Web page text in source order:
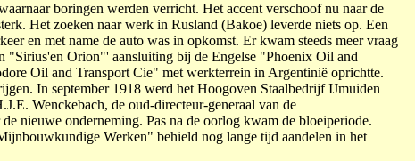
boringen werden verricht. Het accent ver­schoof nu naar de
Het zoeken naar werk in Rus­land (Bakoe) leverde niets op. Een
en met name de auto was in opkomst. Er kwam steeds meer vraag
"Sirius'en Orion"' aansluiting bij de Engelse "Phoenix Oil and
Oil and Transport Cie" met werkterrein in Ar­gentinië oprichtte.
In september 1918 werd het Hoogoven Staalbedrijf IJmuiden
Wenckebach, de oud-directeur-generaal van de
nieuwe onder­neming. Pas na de oorlog kwam de bloei­periode.
Werken" behield nog lange tijd aandelen in het